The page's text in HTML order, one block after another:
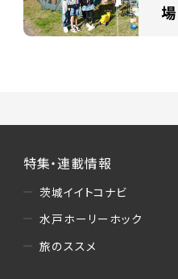
場
特集・連載情報
茨城イイトコナビ
水戸ホーリーホック
旅のススメ